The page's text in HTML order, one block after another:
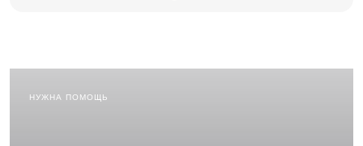
НУЖНА ПОМОЩЬ